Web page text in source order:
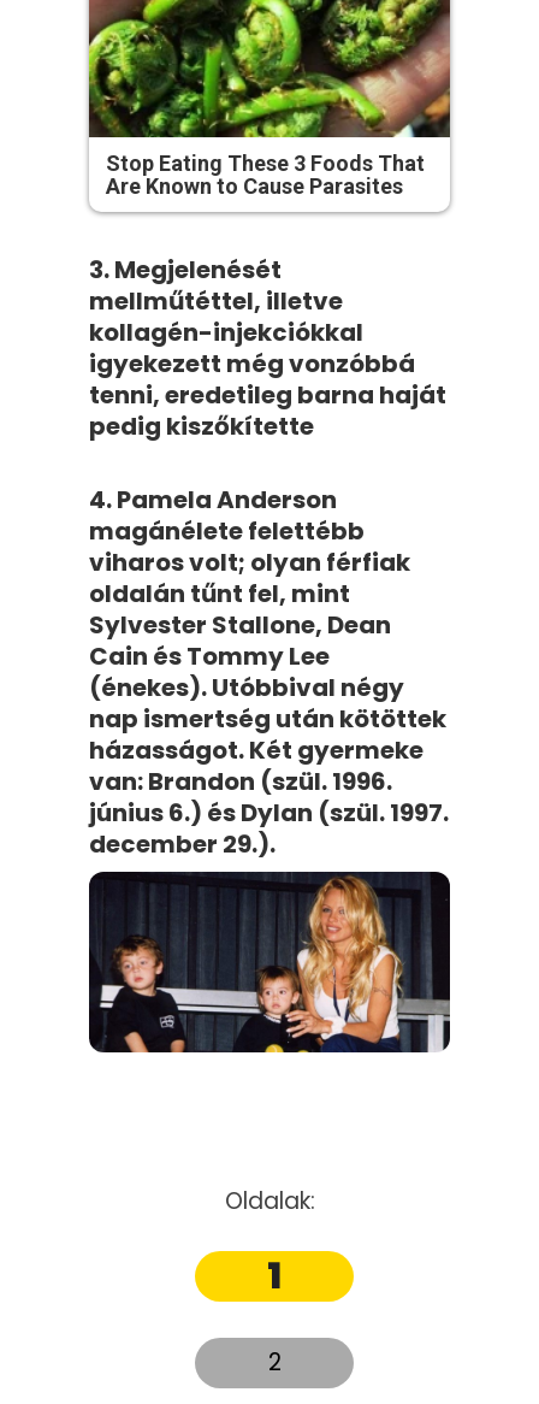
Stop Eating These 3 Foods That
Are Known to Cause Parasites
3. Megjelenését
mellműtéttel, illetve
kollagén-injekciókkal
igyekezett még vonzóbbá
tenni, eredetileg barna haját
pedig kiszőkítette
4. Pamela Anderson
magánélete felettébb
viharos volt; olyan férfiak
oldalán tűnt fel, mint
Sylvester Stallone, Dean
Cain és Tommy Lee
(énekes). Utóbbival négy
nap ismertség után kötöttek
házasságot. Két gyermeke
van: Brandon (szül. 1996.
június 6.) és Dylan (szül. 1997.
december 29.).
Oldalak:
1
2